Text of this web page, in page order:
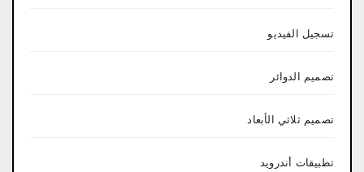
تسجيل الفيديو
تصميم الدوائر
تصميم ثلاثي الأبعاد
تطبيقات أندرويد